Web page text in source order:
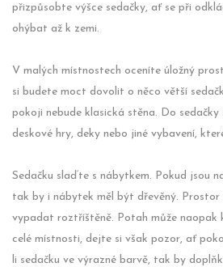
přizpůsobte výšce sedačky, ať se při
ohýbat až k zemi.
V malých místnostech oceníte úložný
si budete moct dovolit o něco větší
pokoji nebude klasická stěna. Do sedačky
deskové hry, deky nebo jiné vybavení,
Sedačku slaďte s nábytkem. Pokud jsou
tak by i nábytek měl být dřevěný. Prostor
vypadat roztříštěně. Potah může
celé místnosti, dejte si však pozor, ať
li sedačku ve výrazné barvě, tak by